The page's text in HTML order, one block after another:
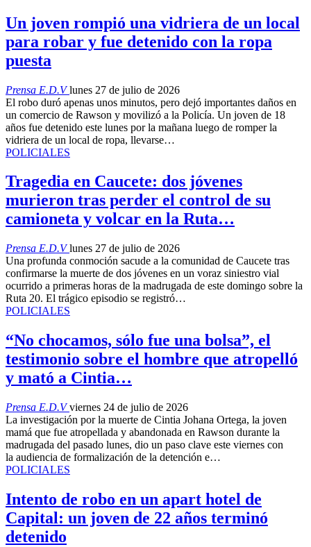
Un joven rompió una vidriera de un local
para robar y fue detenido con la ropa
puesta
Prensa E.D.Vlunes 27 de julio de 2026
El robo duró apenas unos minutos, pero dejó importantes daños en
un comercio de Rawson y movilizó a la Policía. Un joven de 18
años fue detenido este lunes por la mañana luego de romper la
vidriera de un local de ropa, llevarse…
POLICIALES
Tragedia en Caucete: dos jóvenes
murieron tras perder el control de su
camioneta y volcar en la Ruta…
Prensa E.D.Vlunes 27 de julio de 2026
Una profunda conmoción sacude a la comunidad de Caucete tras
confirmarse la muerte de dos jóvenes en un voraz siniestro vial
ocurrido a primeras horas de la madrugada de este domingo sobre la
Ruta 20. El trágico episodio se registró…
POLICIALES
“No chocamos, sólo fue una bolsa”, el
testimonio sobre el hombre que atropelló
y mató a Cintia…
Prensa E.D.Vviernes 24 de julio de 2026
La investigación por la muerte de Cintia Johana Ortega, la joven
mamá que fue atropellada y abandonada en Rawson durante la
madrugada del pasado lunes, dio un paso clave este viernes con
la audiencia de formalización de la detención e…
POLICIALES
Intento de robo en un apart hotel de
Capital: un joven de 22 años terminó
detenido